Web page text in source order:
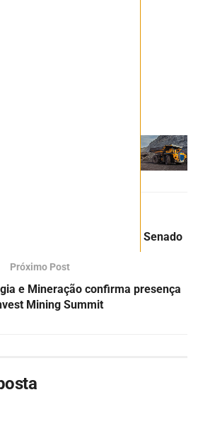
indígenas volta à pauta do Senado
Próximo Post
e Mineração confirma presença
Mining Summit